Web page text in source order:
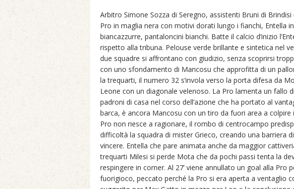
Arbitro Simone Sozza di Seregno, assistenti Bruni di
Pro in maglia nera con motivi dorati lungo i fianchi, Entella
biancazzurre, pantaloncini bianchi. Batte il calcio d’inizio
rispetto alla tribuna. Pelouse verde brillante e sintetica nel
due squadre si affrontano con giudizio, senza scoprirsi
con uno sfondamento di Mancosu che approfitta di un
la trequarti, il numero 32 s’invola verso la porta difesa da
Leone con un diagonale velenoso. La Pro lamenta un fallo
padroni di casa nel corso dell’azione che ha portato al
barca, è ancora Mancosu con un tiro da fuori area a colpire
Pro non riesce a ragionare, il rombo di centrocampo
difficoltà la squadra di mister Grieco, creando una barriera
vincere. Entella che pare animata anche da maggior
trequarti Milesi si perde Mota che da pochi passi tenta la
respingere in corner. Al 27’ viene annullato un goal alla Pro
fuorigioco, peccato perché la Pro si era aperta a ventaglio